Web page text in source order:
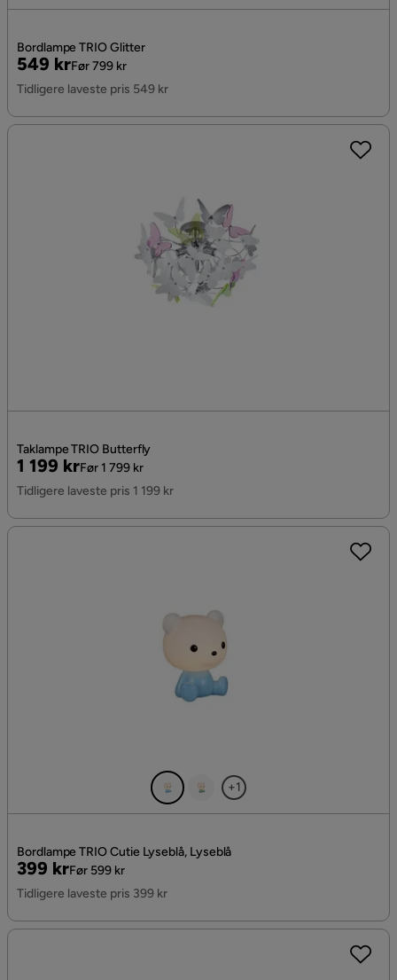
Bordlampe TRIO Glitter
Pris
549 kr
Original
Pris
Før 799 kr
Tidligere laveste pris 549 kr
Taklampe TRIO Butterfly
Pris
1 199 kr
Original
Pris
Før 1 799 kr
Tidligere laveste pris 1 199 kr
+1
Bordlampe TRIO Cutie Lyseblå, Lyseblå
Pris
399 kr
Original
Pris
Før 599 kr
Tidligere laveste pris 399 kr